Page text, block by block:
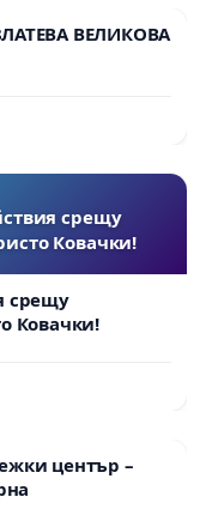
ВЕЛИКОВА
срещу
Ковачки!
срещу
Ковачки!
център –